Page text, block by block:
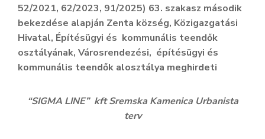
52/2021, 62/2023, 91/2025) 63. szakasz második
bekezdése alapján Zenta község, Közigazgatási
Hivatal, Építésügyi és kommunális teendők
osztályának, Városrendezési, építésügyi és
kommunális teendők alosztálya meghirdeti
“SIGMA LINE”kft Sremska Kamenica Urbanista
terv